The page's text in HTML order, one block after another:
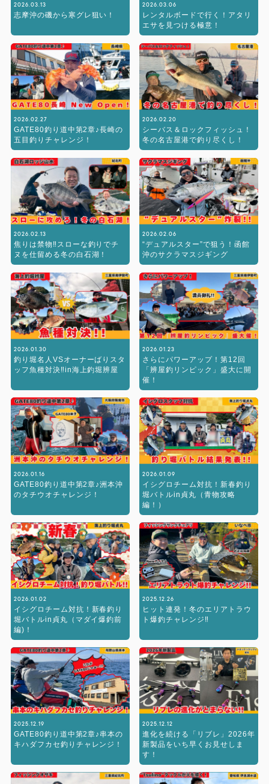
2026.03.13
志摩沖の磯から寒グレ狙い！
2026.03.06
レンタルボードで行く！アタリ
エサを見つける極意！
2026.02.27
GATE80釣り道中第2章♪長崎の
五目釣りチャレンジ！
2026.02.20
シーバス＆ロックフィッシュ！
冬の名古屋港で釣り尽くし！
2026.02.13
焦りは禁物‼︎スローな釣りでチ
ヌを仕留める冬の白石湖！
2026.02.06
“デュアルスター”で狙う！函館
沖のサクラマスジギング
2026.01.30
釣り堀名人VSオーナーばりスタ
ッフ魚種対決‼︎in海上釣堀辨屋
2026.01.23
さらにパワーアップ！第12回
「辨屋釣リンピック」盛大に開
催！
2026.01.16
GATE80釣り道中第2章♪洲本沖
のタチウオチャレンジ！
2026.01.09
イシグロチーム対抗！新春釣り
堀バトルin貞丸（青物攻略
編！）
2026.01.02
イシグロチーム対抗！新春釣り
堀バトルin貞丸（マダイ爆釣前
編)！
2025.12.26
ヒット連発！冬のエリアトラウ
ト爆釣チャレンジ‼︎
2025.12.19
GATE80釣り道中第2章♪串本の
キハダフカセ釣りチャレンジ！
2025.12.12
進化を続ける「リブレ」2026年
新製品をいち早くお見せしま
す！